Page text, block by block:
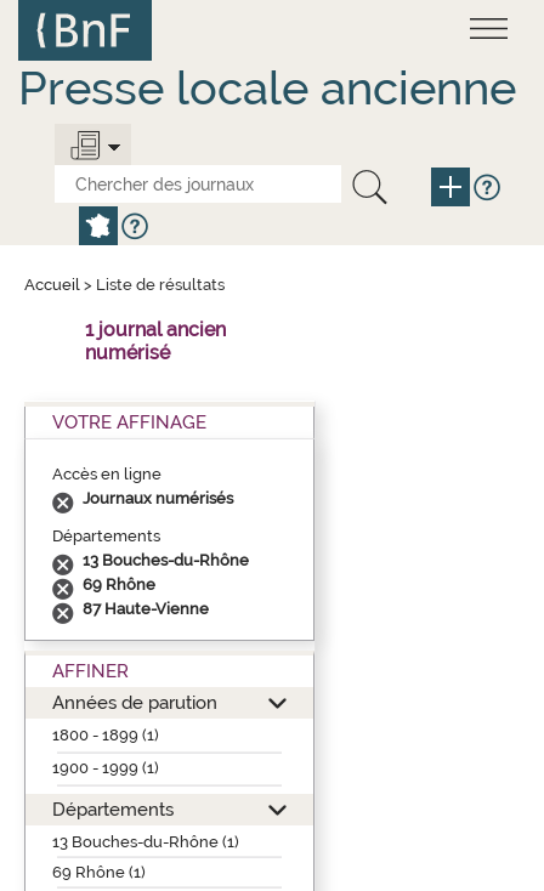
contenu
principal
Presse locale ancienne
Accueil > Liste de résultats
1 journal ancien
numérisé
VOTRE AFFINAGE
Accès en ligne
Journaux numérisés
Départements
13 Bouches-du-Rhône
69 Rhône
87 Haute-Vienne
AFFINER
Années de parution
1800 - 1899 (1)
1900 - 1999 (1)
Départements
13 Bouches-du-Rhône (1)
69 Rhône (1)
Panneau de gestion des cookies